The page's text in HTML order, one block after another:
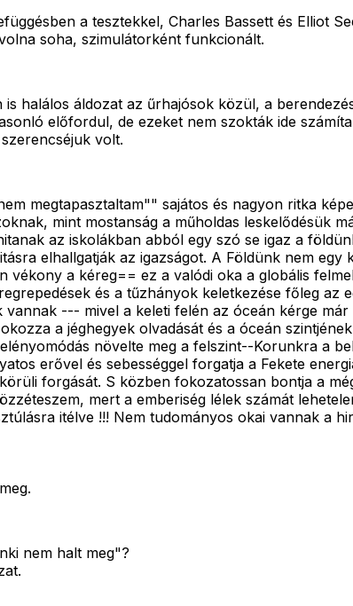
a tesztekkel, Charles Bassett és Elliot
soha, szimulátorként funkcionált.
halálos áldozat az űrhajósok közül, a
előfordul, de ezeket nem szokták ide
volt.
megtapasztaltam"" sajátos és nagyon ritka
mint mostanság a műholdas leskelődésük
az iskolákban abból egy szó se igaz a
elhallgatják az igazságot. A Földünk nem
vékony a kéreg== ez a valódi oka a globális
és a tűzhányok keletkezése főleg az
--- mivel a keleti felén az óceán kérge
a jéghegyek olvadását és a óceán
növelte meg a felszint--Korunkra a
erővel és sebességgel forgatja a Fekete
forgását. S közben fokozatossan bontja a
mert a emberiség lélek számát
itélve !!! Nem tudományos okai vannak a
nem halt meg"?